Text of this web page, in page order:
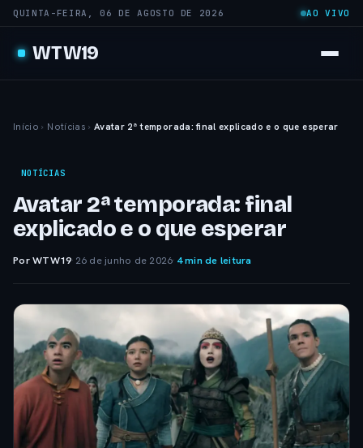
QUINTA-FEIRA, 06 DE AGOSTO DE 2026 AO VIVO
WTW19
Início › Notícias › Avatar 2ª temporada: final explicado e o que esperar
NOTÍCIAS
Avatar 2ª temporada: final
explicado e o que esperar
Por WTW19· 26 de junho de 2026· 4 min de leitura